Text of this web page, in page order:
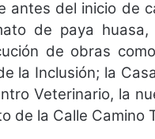
antes del inicio de
de paya
de obras
la Inclusión; la
Veterinario, la
de la Calle Camino